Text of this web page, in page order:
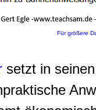
Für größere
setzt in